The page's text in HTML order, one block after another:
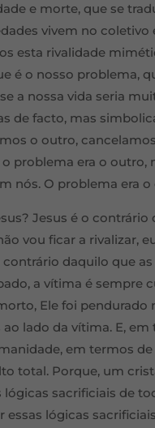
e morte, que se
vivem no
esta rivalidade
é o nosso problema,
a nossa vida seria
de facto, mas
o outro,
problema era o outro,
nós. O problema era o
Jesus é o
vou ficar a rivalizar,
daquilo que
a vítima é sempre
Ele foi pendurado
lado da vítima. E,
em termos
total. Porque, um
lógicas sacrificiais de
essas lógicas